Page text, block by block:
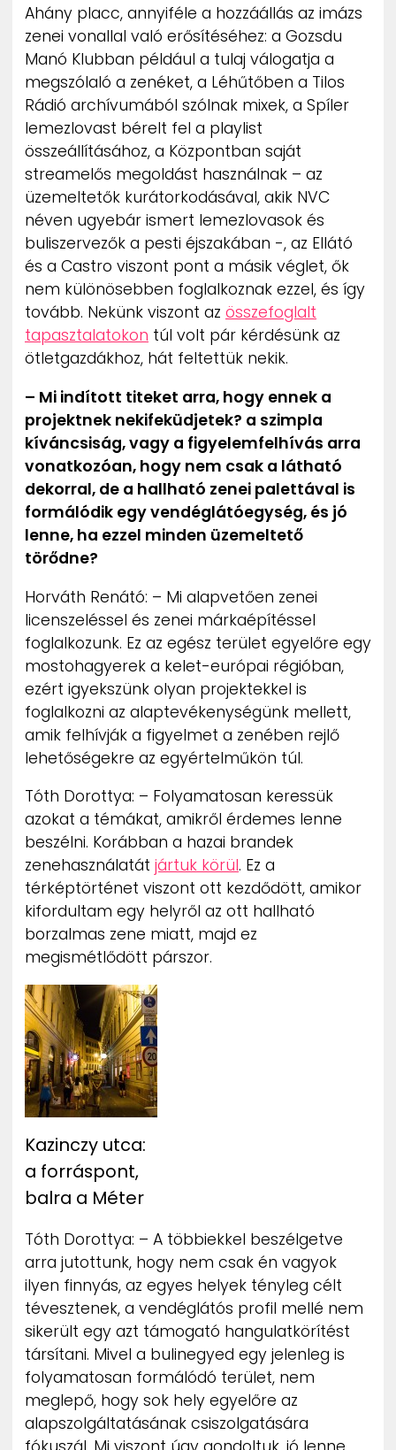
Ahány placc, annyiféle a hozzáállás az imázs
zenei vonallal való erősítéséhez: a Gozsdu
Manó Klubban például a tulaj válogatja a
megszólaló a zenéket, a Léhűtőben a Tilos
Rádió archívumából szólnak mixek, a Spíler
lemezlovast bérelt fel a playlist
összeállításához, a Központban saját
streamelős megoldást használnak – az
üzemeltetők kurátorkodásával, akik NVC
néven ugyebár ismert lemezlovasok és
buliszervezők a pesti éjszakában -, az Ellátó
és a Castro viszont pont a másik véglet, ők
nem különösebben foglalkoznak ezzel, és így
tovább. Nekünk viszont az összefoglalt
tapasztalatokon túl volt pár kérdésünk az
ötletgazdákhoz, hát feltettük nekik.
– Mi indított titeket arra, hogy ennek a
projektnek nekifeküdjetek? a szimpla
kíváncsiság, vagy a figyelemfelhívás arra
vonatkozóan, hogy nem csak a látható
dekorral, de a hallható zenei palettával is
formálódik egy vendéglátóegység, és jó
lenne, ha ezzel minden üzemeltető
törődne?
Horváth Renátó: – Mi alapvetően zenei
licenszeléssel és zenei márkaépítéssel
foglalkozunk. Ez az egész terület egyelőre egy
mostohagyerek a kelet-európai régióban,
ezért igyekszünk olyan projektekkel is
foglalkozni az alaptevékenységünk mellett,
amik felhívják a figyelmet a zenében rejlő
lehetőségekre az egyértelműkön túl.
Tóth Dorottya: – Folyamatosan keressük
azokat a témákat, amikről érdemes lenne
beszélni. Korábban a hazai brandek
zenehasználatát jártuk körül. Ez a
térképtörténet viszont ott kezdődött, amikor
kifordultam egy helyről az ott hallható
borzalmas zene miatt, majd ez
megismétlődött párszor.
Kazinczy utca:
a forráspont,
balra a Méter
Tóth Dorottya: – A többiekkel beszélgetve
arra jutottunk, hogy nem csak én vagyok
ilyen finnyás, az egyes helyek tényleg célt
tévesztenek, a vendéglátós profil mellé nem
sikerült egy azt támogató hangulatkörítést
társítani. Mivel a bulinegyed egy jelenleg is
folyamatosan formálódó terület, nem
meglepő, hogy sok hely egyelőre az
alapszolgáltatásának csiszolgatására